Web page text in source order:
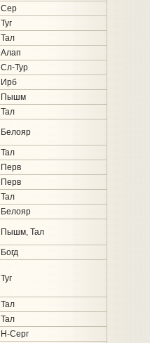
Сер
Туг
Тал
Алап
Сл-Тур
Ирб
Пышм
Тал
Белояр
Тал
Перв
Перв
Тал
Белояр
Пышм, Тал
Богд
Туг
Тал
Тал
Н-Серг